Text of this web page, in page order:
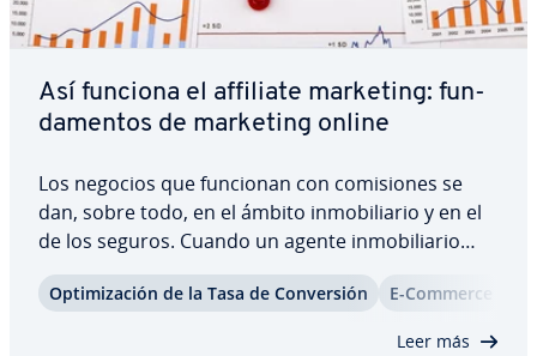
Así funciona el affiliate marketing: fu­n­
da­me­n­tos de marketing online
Los negocios que funcionan con co­mi­sio­nes se
dan, sobre todo, en el ámbito in­mo­bi­lia­rio y en el
de los seguros. Cuando un agente in­mo­bi­lia­rio
consigue vender una vivienda o un seguro, recibe
por ello una comisión de in­te­r­me­dia­rio. Según
Op­ti­mi­za­ción de la Tasa de Co­n­ve­r­sión E-Commerce
Leer más